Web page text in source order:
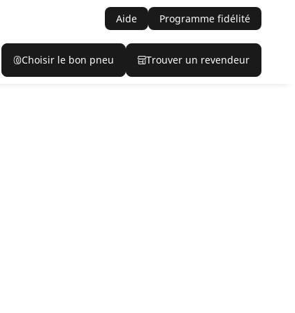
Aide Programme fidélité
Choisir le bon pneu Trouver un revendeur